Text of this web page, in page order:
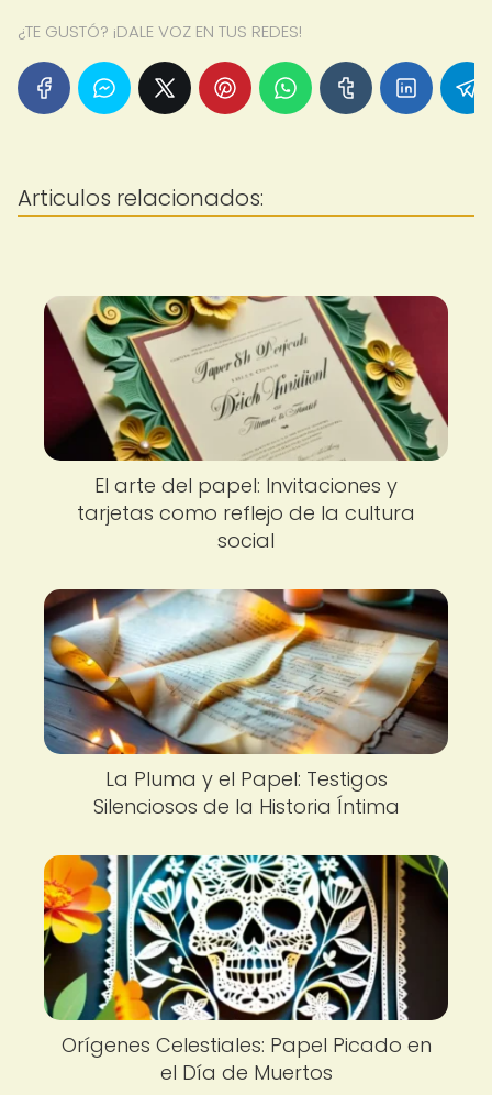
¿TE GUSTÓ? ¡DALE VOZ EN TUS REDES!
Articulos relacionados:
El arte del papel: Invitaciones y
tarjetas como reflejo de la cultura
social
La Pluma y el Papel: Testigos
Silenciosos de la Historia Íntima
Orígenes Celestiales: Papel Picado en
el Día de Muertos